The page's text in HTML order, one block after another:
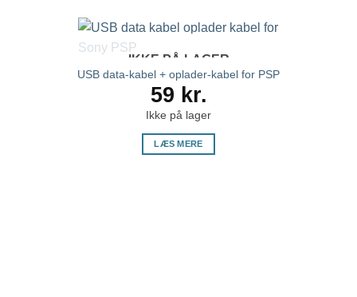
IKKE PÅ LAGER
USB data-kabel + oplader-kabel for PSP
59 kr.
Ikke på lager
LÆS MERE